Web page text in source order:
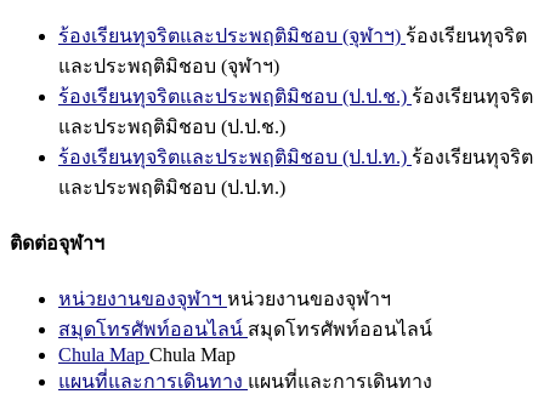
ร้องเรียนทุจริตและประพฤติมิชอบ (จุฬาฯ) ร้องเรียนทุจริต
และประพฤติมิชอบ (จุฬาฯ)
ร้องเรียนทุจริตและประพฤติมิชอบ (ป.ป.ช.) ร้องเรียนทุจริต
และประพฤติมิชอบ (ป.ป.ช.)
ร้องเรียนทุจริตและประพฤติมิชอบ (ป.ป.ท.) ร้องเรียนทุจริต
และประพฤติมิชอบ (ป.ป.ท.)
ติดต่อจุฬาฯ
หน่วยงานของจุฬาฯ หน่วยงานของจุฬาฯ
สมุดโทรศัพท์ออนไลน์ สมุดโทรศัพท์ออนไลน์
Chula Map Chula Map
แผนที่และการเดินทาง แผนที่และการเดินทาง